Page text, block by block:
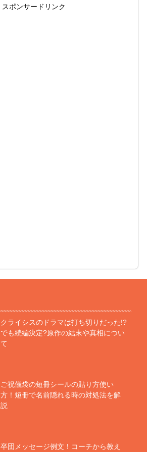
スポンサードリンク
クライシスのドラマは打ち切りだった!?
でも続編決定?原作の結末や真相につい
て
ご祝儀袋の短冊シールの貼り方使い
方！短冊で名前隠れる時の対処法を解
説
卒団メッセージ例文！コーチから教え